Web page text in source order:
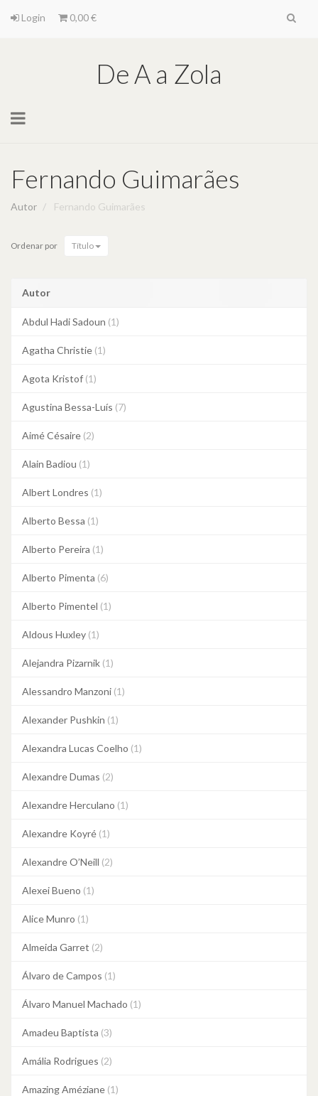
Login 0,00 €
De A a Zola
Toggle
Fernando Guimarães
Autor Fernando Guimarães
Ordenar por Título
Autor
Abdul Hadi Sadoun (1)
Agatha Christie (1)
Agota Kristof (1)
Agustina Bessa-Luís (7)
Aimé Césaire (2)
Alain Badiou (1)
Albert Londres (1)
Alberto Bessa (1)
Alberto Pereira (1)
Alberto Pimenta (6)
Alberto Pimentel (1)
Aldous Huxley (1)
Alejandra Pizarnik (1)
Alessandro Manzoni (1)
Alexander Pushkin (1)
Alexandra Lucas Coelho (1)
Alexandre Dumas (2)
Alexandre Herculano (1)
Alexandre Koyré (1)
Alexandre O’Neill (2)
Alexei Bueno (1)
Alice Munro (1)
Almeida Garret (2)
Álvaro de Campos (1)
Álvaro Manuel Machado (1)
Amadeu Baptista (3)
Amália Rodrigues (2)
Amazing Améziane (1)